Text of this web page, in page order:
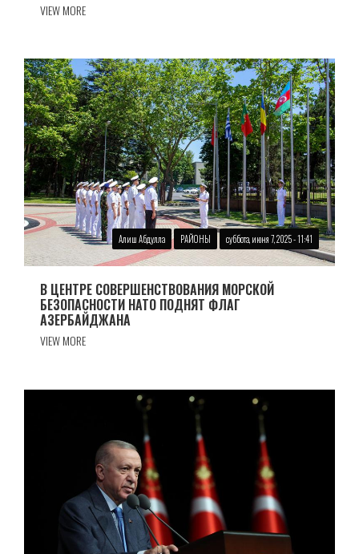
VIEW MORE
Алиш Абдулла РАЙОНЫ суббота, июня 7, 2025 - 11:41
В ЦЕНТРЕ СОВЕРШЕНСТВОВАНИЯ МОРСКОЙ
БЕЗОПАСНОСТИ НАТО ПОДНЯТ ФЛАГ
АЗЕРБАЙДЖАНА
VIEW MORE